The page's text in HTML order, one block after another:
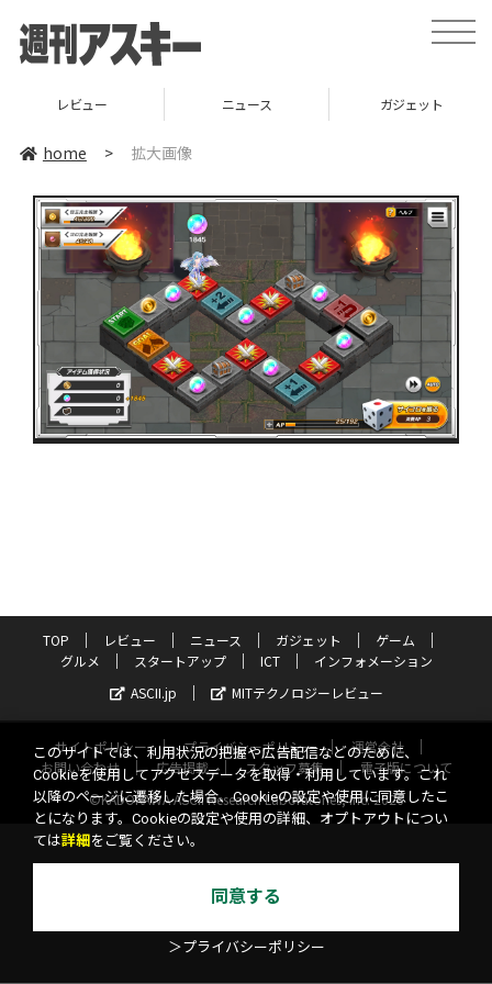
toggle
レビュー ニュース ガジェット
home > 拡大画像
TOP レビュー ニュース ガジェット
ゲーム
グルメ
スタートアップ ICT
インフォメーション
ASCII.jp
MITテクノロジーレビュー
サイトポリシー プライバシーポリシー
運営会社
お問い合わせ
広告掲載 スタッフ募集
電子版について
©KADOKAWA ASCII Research Laboratories, Inc. 2026
このサイトでは、利用状況の把握や広告配信などのために、
Cookieを使用してアクセスデータを取得・利用しています。これ
以降のページに遷移した場合、Cookieの設定や使用に同意したこ
とになります。Cookieの設定や使用の詳細、オプトアウトについ
ては詳細 をご覧ください。
同意する
＞プライバシーポリシー